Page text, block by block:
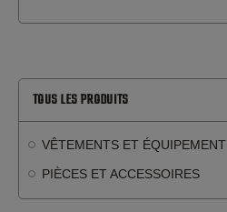
TOUS LES PRODUITS
VÊTEMENTS ET ÉQUIPEMENT
PIÈCES ET ACCESSOIRES